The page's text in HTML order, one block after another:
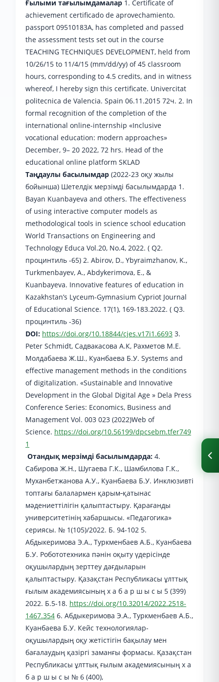
Ғылыми тағылымдамалар 1. Certificate of
achievement certificado de aprovechamiento.
passport 09510183A, has completed and passed
the assessment tests set out in the course
TEACHING TECHNIQUES DEVELOPMENT, held from
10/26/15 to 11/4/15 (mm/dd/yy) of 45 classroom
hours, corresponding to 4.5 credits, and in witness
whereof, I hereby sign this certificate. Univercitat
politecnica de Valencia. Spain 06.11.2015 72ч. 2. In
formal recognition of the completion of the
international online-internship «Inclusive
vocational education: modern approaches»
December, 9– 20 2022, 72 hrs. Head of the
educational online platform SKLAD
Таңдаулы басылымдар (2022-23 оқу жылы
бойынша) Шетелдік мерзімді басылымдарда 1.
Bayan Kuanbayeva and others. The effectiveness
of using interactive computer models as
methodological tools in science school education
World Transactions on Engineering and
Technology Educa Vol.20, No.4, 2022. ( Q2.
процинтиль -65) 2. Abirov, D., Ybyraimzhanov, K.,
Turkmenbayev, A., Abdykerimova, E., &
Kuanbayeva. Innovative features of education in
Kazakhstan’s Lyceum-Gymnasium Cypriot Journal
of Educational Science. 17(1), 169-183.2022. ( Q3.
процинтиль -36)
DOI: https://doi.org/10.18844/cjes.v17i1.6693 3.
Peter Schmidt, Садвакасова А.К, Рахметов М.Е.
Молдабаева Ж.Ш., Куанбаева Б.У. Systems and
effective management methods in the conditions
of digitalization. «Sustainable and Innovative
Development in the Global Digital Age » Dela Press
Conference Series: Economics, Business and
Management Vol. 003 023 (2022)Web of
Science. https://doi.org/10.56199/dpcsebm.tfer749
1
Отандық мерзімді басылымдарда: 4.
Сабирова Ж.Н., Шугаева Г.К., Шамбилова Г.К.,
Муханбетжанова А.У., Куанбаева Б.У. Инклюзивті
топтағы балалармен қарым‑қатынас
мәдениеттілігін қалыптастыру. Қарағанды
университетінің хабаршысы. «Педагогика»
сериясы. № 1(105)/2022. Б. 94-102 5.
Абдыкеримова Э.А., Туркменбаев А.Б., Куанбаева
Б.У. Робототехника пәнін оқыту үдерісінде
оқушылардың зерттеу дағдыларын
қалыптастыру. Қазақстан Республикасы ұлттық
ғылым академиясының х а б а р ш ы с ы 5 (399)
2022. Б.5-18. https://doi.org/10.32014/2022.2518-
1467.354 6. Абдыкеримова Э.А., Туркменбаев А.Б.,
Куанбаева Б.У. Кейс технологиялар-
оқушылардың оқу жетістігін бақылау мен
бағалаудың қазіргі заманғы формасы. Қазақстан
Республикасы ұлттық ғылым академиясының х а
б а р ш ы с ы № 6 (400),